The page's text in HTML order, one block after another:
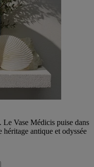
Le Vase Médicis puise dans
héritage antique et odyssée